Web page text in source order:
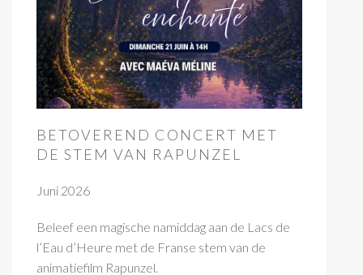
BETOVEREND CONCERT MET
DE STEM VAN RAPUNZEL
Juni 2026
Beleef een magische namiddag aan de Lacs de
l’Eau d’Heure met de Franse stem van de
animatiefilm Rapunzel.